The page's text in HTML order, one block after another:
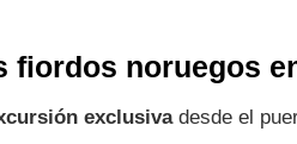
fiordos noruegos
exclusivadesde el